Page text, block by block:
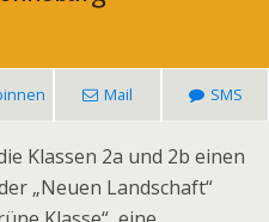
Mail SMS
Klassen 2a und 2b einen
„Neuen Landschaft“